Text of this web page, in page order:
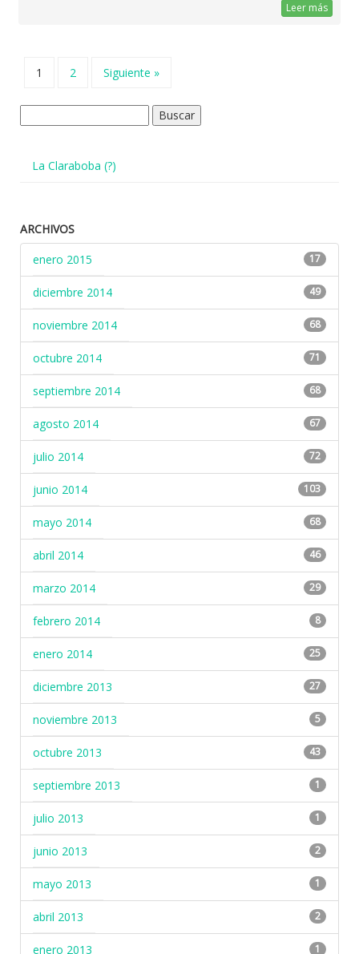
Leer más
1 2 Siguiente »
La Claraboba (?)
ARCHIVOS
enero 2015
17
diciembre 2014 49
noviembre 2014 68
octubre 2014 71
septiembre 2014 68
agosto 2014 67
julio 2014 72
junio 2014 103
mayo 2014 68
abril 2014 46
marzo 2014 29
febrero 2014 8
enero 2014 25
diciembre 2013 27
noviembre 2013 5
octubre 2013 43
septiembre 2013 1
julio 2013 1
junio 2013 2
mayo 2013 1
abril 2013 2
enero 2013 1